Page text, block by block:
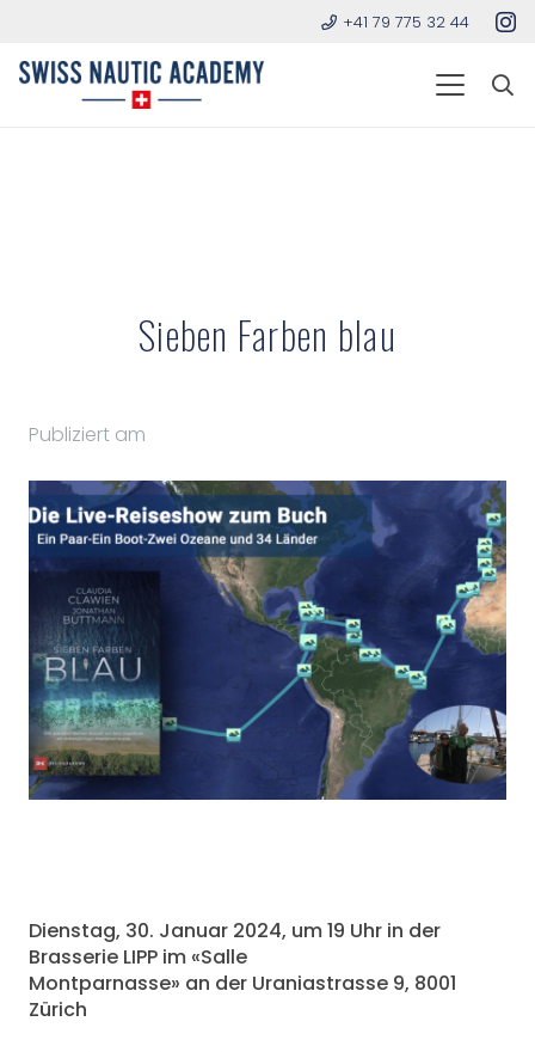
+41 79 775 32 44
Sieben Farben blau
Publiziert am
Dienstag, 30. Januar 2024, um 19 Uhr in der
Brasserie LIPP im «Salle
Montparnasse» an der Uraniastrasse 9, 8001
Zürich